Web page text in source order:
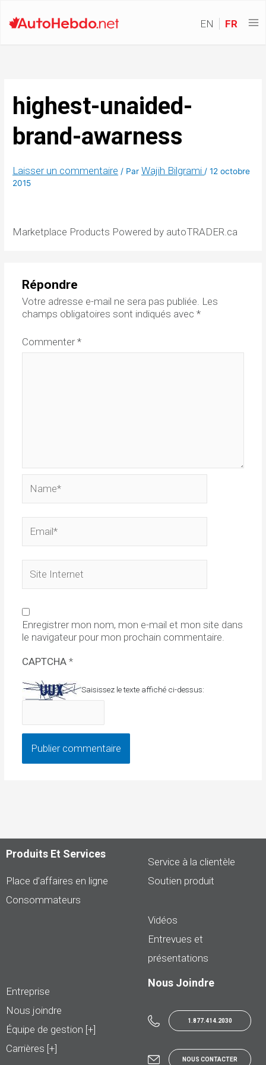
EN FR
highest-unaided-
brand-awarness
Laisser un commentaire / ParWajih Bilgrami/12 octobre
2015
Marketplace Products Powered by autoTRADER.ca
Répondre
Votre adresse e-mail ne sera pas publiée. Les
champs obligatoires sont indiqués avec *
Commenter*
Internet
Enregistrer mon nom, mon e-mail et mon site dans
le navigateur pour mon prochain commentaire.
CAPTCHA *
Saisissez le texte affiché ci-dessus:
Produits Et Services
Place d’affaires en ligne
Consommateurs
Service à la clientèle
Soutien produit
Vidéos
Entrevues et
présentations
Entreprise
Nous joindre
Équipe de gestion [+]
Carrières [+]
Nous Joindre
1.877.414.2030
NOUS CONTACTER